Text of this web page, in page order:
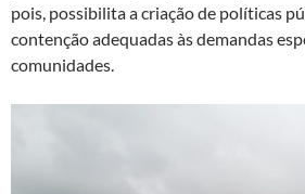
pois, possibilita a criação de políticas
contenção adequadas às demandas
comunidades.